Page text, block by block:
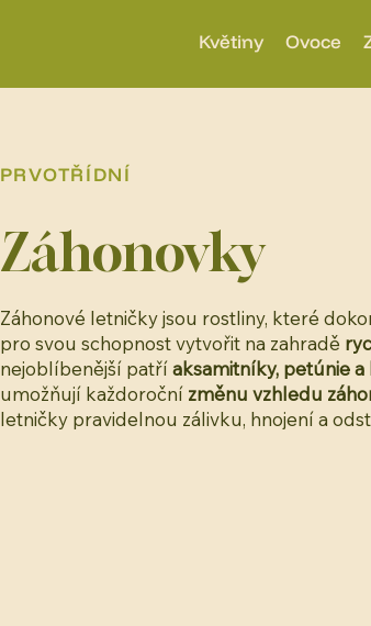
Květiny Ovoce
PRVOTŘÍDNÍ
Záhonovky
Záhonové letničky jsou rostliny, které
pro svou schopnost vytvořit na zahradě
nejoblíbenější patříaksamitníky, petúnie
umožňují každoroční změnu vzhledu
letničky pravidelnou zálivku, hnojení a